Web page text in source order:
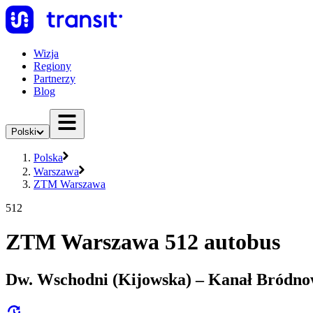
Wizja
Regiony
Partnerzy
Blog
Polski
Polska
Warszawa
ZTM Warszawa
512
ZTM Warszawa 512 autobus
Dw. Wschodni (Kijowska) – Kanał